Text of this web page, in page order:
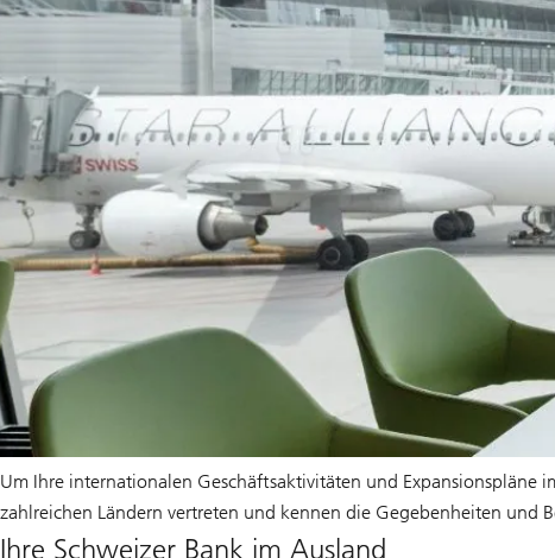
Um Ihre internationalen Geschäftsaktivitäten und Expansionspläne
zahlreichen Ländern vertreten und kennen die Gegebenheiten und
Ihre Schweizer Bank im Ausland